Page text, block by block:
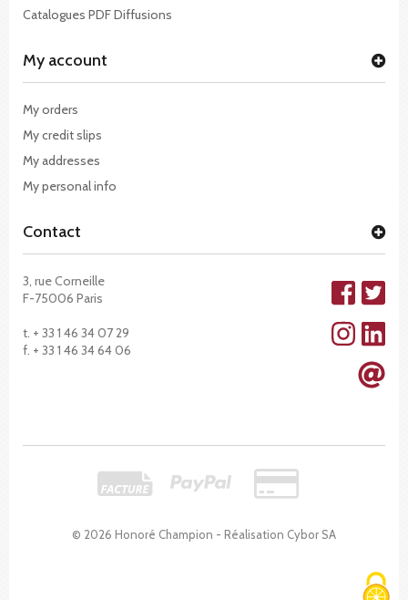
© 2026 Honoré Champion - Réalisation Cybor SA
Catalogues PDF Diffusions
My account
My orders
My credit slips
My addresses
My personal info
Contact
3, rue Corneille
F-75006 Paris
t. + 33 1 46 34 07 29
f. + 33 1 46 34 64 06